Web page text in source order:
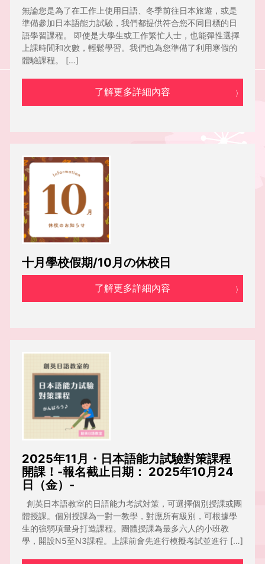
無論您是為了在工作上使用日語、冬季前往日本旅遊，或是
準備參加日本語能力試驗，我們都提供符合您不同目標的日
語學習課程。 即使是大學生或工作繁忙人士，也能彈性選擇
上課時間和次數，輕鬆學習。我們也為您準備了利用寒假的
體驗課程。 […]
了解更多詳細內容
十月學校假期/10月の休校日
了解更多詳細內容
2025年11月・日本語能力試驗對策課程
開課！-報名截止日期： 2025年10月24
日（金）-
創英日本語教室的日語能力考試対策，可選擇個別授課或團
體授課。個別授課為一對一教學，對應所有級別，可根據學
生的強弱項量身打造課程。團體授課為最多六人的小班教
學，開設N5至N3課程。上課前會先進行模擬考試並進行 […]